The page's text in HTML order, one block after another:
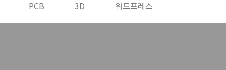
PCB 3D 워드프레스